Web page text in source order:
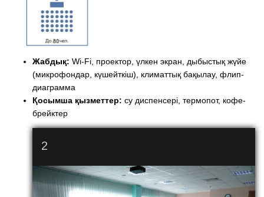
Жабдық: Wi-Fi, проектор, үлкен экран, дыбыстық жүйе
(микрофондар, күшейткіш), климаттық бақылау, флип-
диаграмма
Қосымша қызметтер: су диспенсері, термопот, кофе-
брейктер
2